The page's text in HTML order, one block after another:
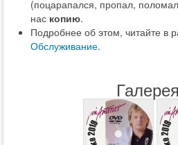
(поцарапался, пропал,
нас копию.
Подробнее об этом, читайте в
Обслуживание.